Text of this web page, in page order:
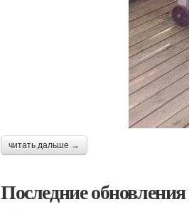
читать дальше →
Последние обновления